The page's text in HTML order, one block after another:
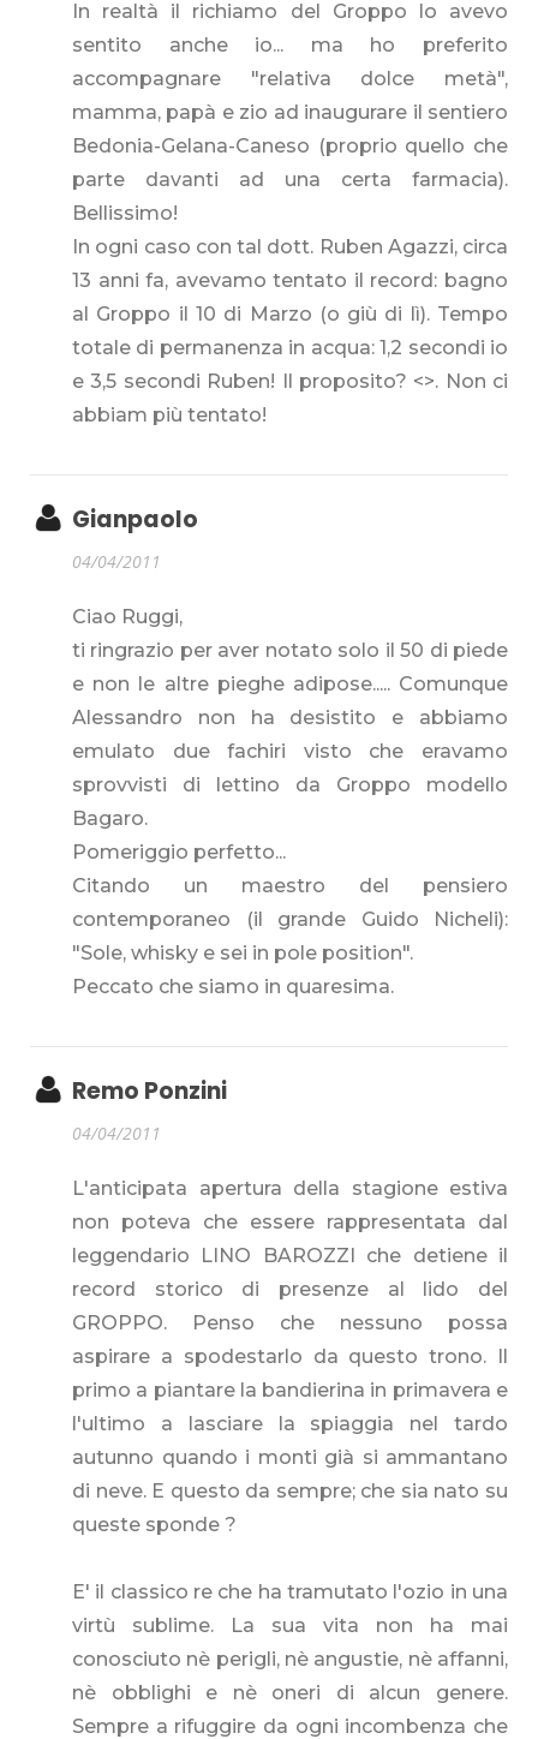
In realtà il richiamo del Groppo lo avevo
sentito anche io... ma ho preferito
accompagnare "relativa dolce metà",
mamma, papà e zio ad inaugurare il sentiero
Bedonia-Gelana-Caneso (proprio quello che
parte davanti ad una certa farmacia).
Bellissimo!
In ogni caso con tal dott. Ruben Agazzi, circa
13 anni fa, avevamo tentato il record: bagno
al Groppo il 10 di Marzo (o giù di lì). Tempo
totale di permanenza in acqua: 1,2 secondi io
e 3,5 secondi Ruben! Il proposito? <>. Non ci
abbiam più tentato!
Gianpaolo
04/04/2011
Ciao Ruggi,
ti ringrazio per aver notato solo il 50 di piede
e non le altre pieghe adipose..... Comunque
Alessandro non ha desistito e abbiamo
emulato due fachiri visto che eravamo
sprovvisti di lettino da Groppo modello
Bagaro.
Pomeriggio perfetto...
Citando un maestro del pensiero
contemporaneo (il grande Guido Nicheli):
"Sole, whisky e sei in pole position".
Peccato che siamo in quaresima.
Remo Ponzini
04/04/2011
L'anticipata apertura della stagione estiva
non poteva che essere rappresentata dal
leggendario LINO BAROZZI che detiene il
record storico di presenze al lido del
GROPPO. Penso che nessuno possa
aspirare a spodestarlo da questo trono. Il
primo a piantare la bandierina in primavera e
l'ultimo a lasciare la spiaggia nel tardo
autunno quando i monti già si ammantano
di neve. E questo da sempre; che sia nato su
queste sponde ?
E' il classico re che ha tramutato l'ozio in una
virtù sublime. La sua vita non ha mai
conosciuto nè perigli, nè angustie, nè affanni,
nè obblighi e nè oneri di alcun genere.
Sempre a rifuggire da ogni incombenza che